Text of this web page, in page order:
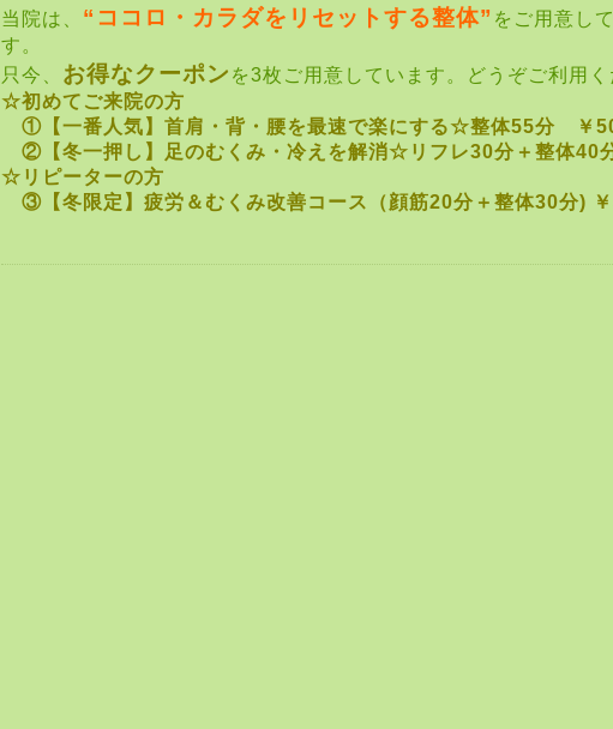
当院は、 “ココロ・カラダをリセットする整体” をご用意し
す。
只今、 お得なクーポン を3枚ご用意しています。どうぞご利用く
☆初めてご来院の方
① 【一番人気】首肩・背・腰を最速で楽にする☆整体55分 ￥
② 【冬一押し】足のむくみ・冷えを解消☆リフレ30分＋整体
☆リピーターの方
③ 【冬限定】疲労＆むくみ改善コース（顔筋20分＋整体30分)